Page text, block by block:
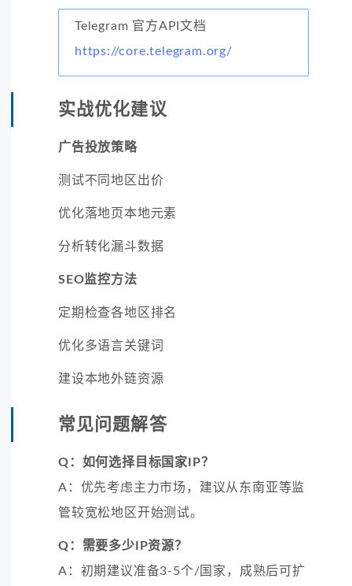
Telegram 官方API文档
https://core.telegram.org/
实战优化建议
广告投放策略
测试不同地区出价
优化落地页本地元素
分析转化漏斗数据
SEO监控方法
定期检查各地区排名
优化多语言关键词
建设本地外链资源
常见问题解答
Q：如何选择目标国家IP？
A：优先考虑主力市场，建议从东南亚等监
管较宽松地区开始测试。
Q：需要多少IP资源？
A：初期建议准备3-5个/国家，成熟后可扩